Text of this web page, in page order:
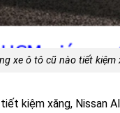
xe ô tô cũ nào tiết
kiệm xăng, Nissan